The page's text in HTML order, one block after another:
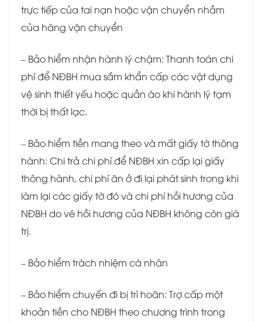
trực tiếp của tai nạn hoặc vận chuyển nhầm
của hãng vận chuyển
– Bảo hiểm nhận hành lý chậm: Thanh toán chi
phí để NĐBH mua sắm khẩn cấp các vật dụng
vệ sinh thiết yếu hoặc quần áo khi hành lý tạm
thời bị thất lạc.
– Bảo hiểm tiền mang theo và mất giấy tờ thông
hành: Chi trả chi phí để NĐBH xin cấp lại giấy
thông hành, chi phí ăn ở đi lại phát sinh trong khi
làm lại các giấy tờ đó và chi phí hồi hương của
NĐBH do vé hồi hương của NĐBH không còn giá
trị.
– Bảo hiểm trách nhiệm cá nhân
– Bảo hiểm chuyến đi bị trì hoãn: Trợ cấp một
khoản tiền cho NĐBH theo chương trình trong